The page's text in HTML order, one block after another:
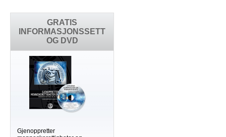
GRATIS
INFORMASJONSSETT
OG DVD
Gjenoppretter